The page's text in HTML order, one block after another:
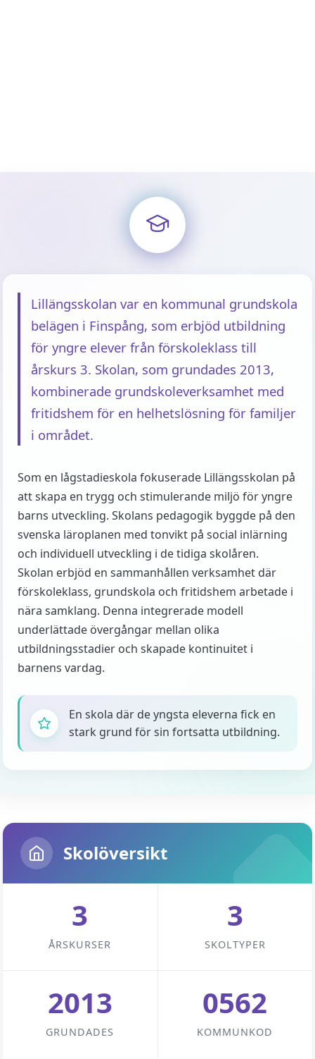
Lillängsskolan var en kommunal grundskola
belägen i Finspång, som erbjöd utbildning
för yngre elever från förskoleklass till
årskurs 3. Skolan, som grundades 2013,
kombinerade grundskoleverksamhet med
fritidshem för en helhetslösning för familjer
i området.
Som en lågstadieskola fokuserade Lillängsskolan på
att skapa en trygg och stimulerande miljö för yngre
barns utveckling. Skolans pedagogik byggde på den
svenska läroplanen med tonvikt på social inlärning
och individuell utveckling i de tidiga skolåren.
Skolan erbjöd en sammanhållen verksamhet där
förskoleklass, grundskola och fritidshem arbetade i
nära samklang. Denna integrerade modell
underlättade övergångar mellan olika
utbildningsstadier och skapade kontinuitet i
barnens vardag.
En skola där de yngsta eleverna fick en
stark grund för sin fortsatta utbildning.
Skolöversikt
3
ÅRSKURSER
3
SKOLTYPER
2013
GRUNDADES
0562
KOMMUNKOD